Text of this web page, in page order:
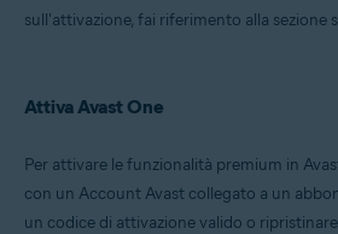
sull'attivazione, fai riferimento alla sezione
Attiva Avast One
Per attivare le funzionalità premium in
con un Account Avast collegato a un
un codice di attivazione valido o